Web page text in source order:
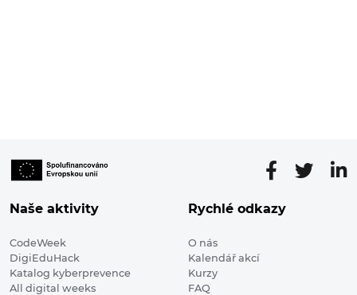
Naše aktivity
CodeWeek
DigiEduHack
Katalog kyberprevence
All digital weeks
Rychlé odkazy
O nás
Kalendář akcí
Kurzy
FAQ